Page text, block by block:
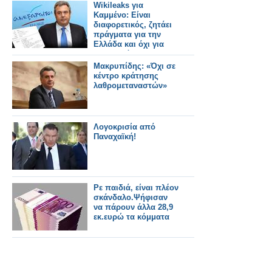
Wikileaks για
Καμμένο: Είναι
διαφορετικός, ζητάει
πράγματα για την
Ελλάδα και όχι για
τον εαυτό του!
Μακρυπίδης: «Όχι σε
κέντρο κράτησης
λαθρομεταναστών»
Λογοκρισία από
Παναχαϊκή!
Ρε παιδιά, είναι πλέον
σκάνδαλο.Ψήφισαν
να πάρουν άλλα 28,9
εκ.ευρώ τα κόμματα